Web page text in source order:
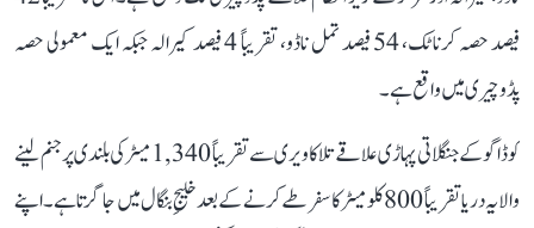
فیصد حصہ کرناٹک، 54 فیصد تمل ناڈو، تقریباً 4 فیصد کیرالہ جبکہ ایک معمولی حصہ
پڈوچیری میں واقع ہے۔
کوڈاگو کے جنگلاتی پہاڑی علاقے تلاکاویری سے تقریباً 1,340 میٹر کی بلندی پر جنم لینے
والا یہ دریا تقریباً 800 کلومیٹر کا سفر طے کرنے کے بعد خلیجِ بنگال میں جا گرتا ہے۔ اپنے